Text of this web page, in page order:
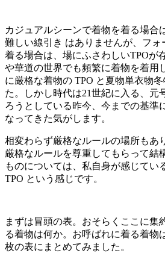
カジュアルシーンで着物を着る場合
難しい線引き はありませんが、フォ
着る場合は、場にふさわしいTPOが
や華道の世界でも頻繁に着物を着用
に厳格な着物の TPO と夏物単衣物
た。しかし時代は21世紀に入る、元
ろうとしている昨今、今までの基準
なってきた気がします。
相変わらず厳格なルールの場所もあ
厳格なルールを尊重してもらって結
ものについては、私自身が感じてい
TPO という感じです。
まずは冒頭の表。おそらくここに集
る着物は何か。お呼ばれに着る着物
枚の表にまとめてみました。